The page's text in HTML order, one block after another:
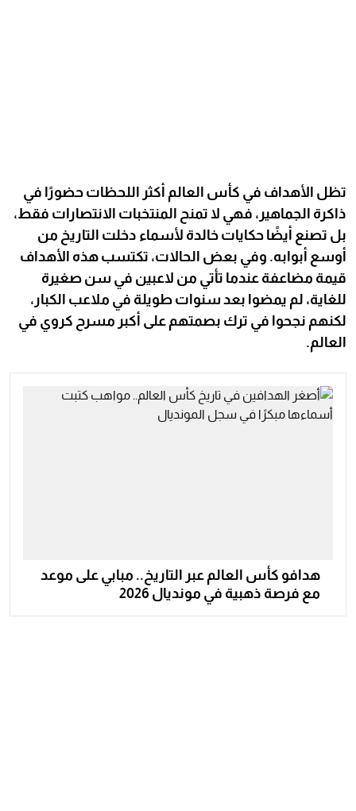
تظل الأهداف في كأس العالم أكثر اللحظات حضورًا في
ذاكرة الجماهير، فهي لا تمنح المنتخبات الانتصارات فقط،
بل تصنع أيضًا حكايات خالدة لأسماء دخلت التاريخ من
أوسع أبوابه. وفي بعض الحالات، تكتسب هذه الأهداف
قيمة مضاعفة عندما تأتي من لاعبين في سن صغيرة
للغاية، لم يمضوا بعد سنوات طويلة في ملاعب الكبار،
لكنهم نجحوا في ترك بصمتهم على أكبر مسرح كروي في
العالم.
هدافو كأس العالم عبر التاريخ.. مبابي على موعد
مع فرصة ذهبية في مونديال 2026